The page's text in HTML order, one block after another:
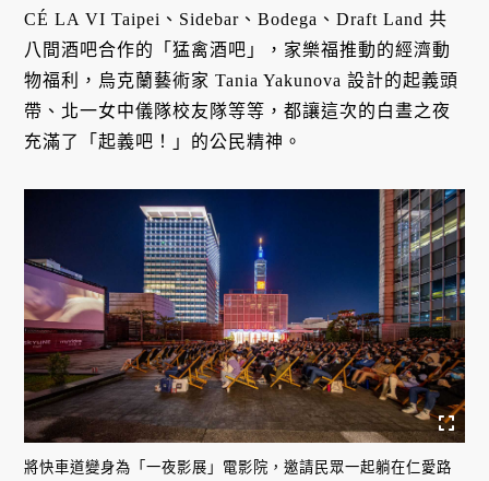
CÉ LA VI Taipei、Sidebar、Bodega、Draft Land 共
八間酒吧合作的「猛禽酒吧」，家樂福推動的經濟動
物福利，烏克蘭藝術家 Tania Yakunova 設計的起義頭
帶、北一女中儀隊校友隊等等，都讓這次的白晝之夜
充滿了「起義吧！」的公民精神。
將快車道變身為「一夜影展」電影院，邀請民眾一起躺在仁愛路